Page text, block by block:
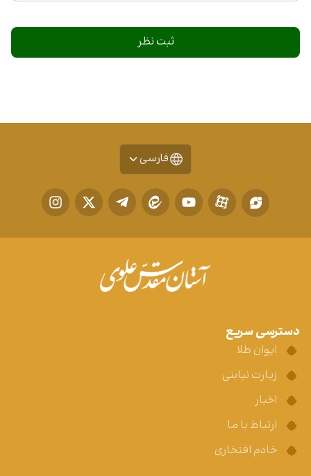
فارسی
دسترسی سریع
ایوان طلا
زیارت نیابتی
اخبار
ارتباط با ما
خادم افتخاری